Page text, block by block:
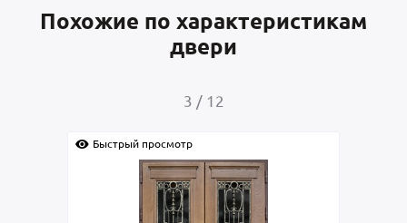
Похожие по характеристикам
двери
3 / 12
Быстрый просмотр